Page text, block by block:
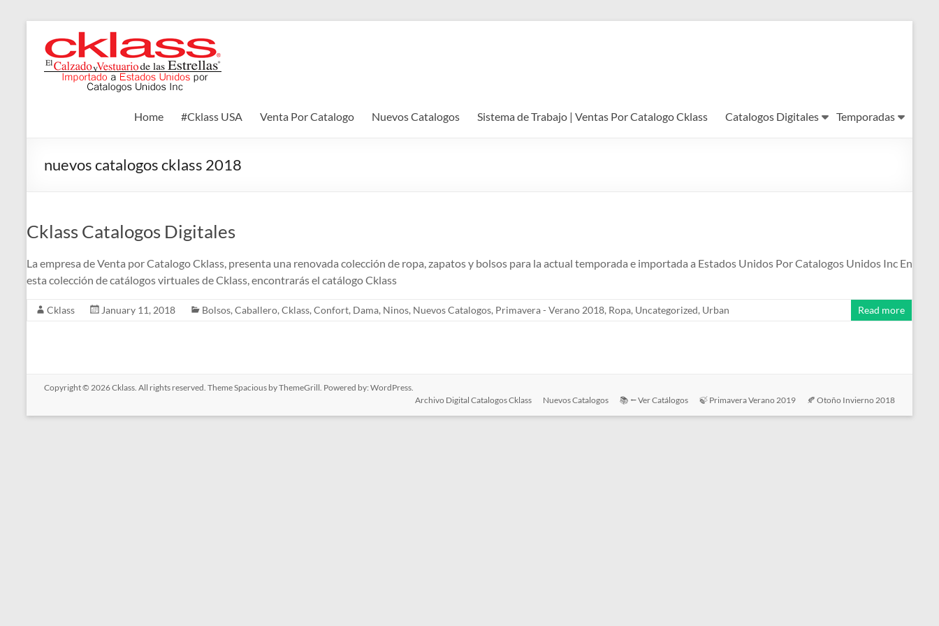
content
Cklass
El
las
Home #Cklass USA Venta Por Catalogo Nuevos Catalogos Sistema de Trabajo | Ventas Por Catalogo Cklass Catalogos Digitales Temporadas
nuevos catalogos cklass 2018
Cklass Catalogos Digitales
La empresa de Venta por Catalogo Cklass, presenta una renovada colección de ropa, zapatos y bolsos para la actual temporada e importada a Estados Unidos Por Catalogos Unidos Inc En
esta colección de catálogos virtuales de Cklass, encontrarás el catálogo Cklass
Cklass January 11, 2018 Bolsos, Caballero, Cklass, Confort, Dama, Ninos, Nuevos Catalogos, Primavera - Verano 2018, Ropa, Uncategorized, Urban Read more
Copyright © 2026Cklass. All rights reserved. ThemeSpacious by ThemeGrill. Powered by: WordPress.
Archivo Digital Catalogos Cklass
Nuevos Catalogos 📚 ⭠ Ver Catálogos 🍃 Primavera Verano 2019 🍂 Otoño Invierno 2018